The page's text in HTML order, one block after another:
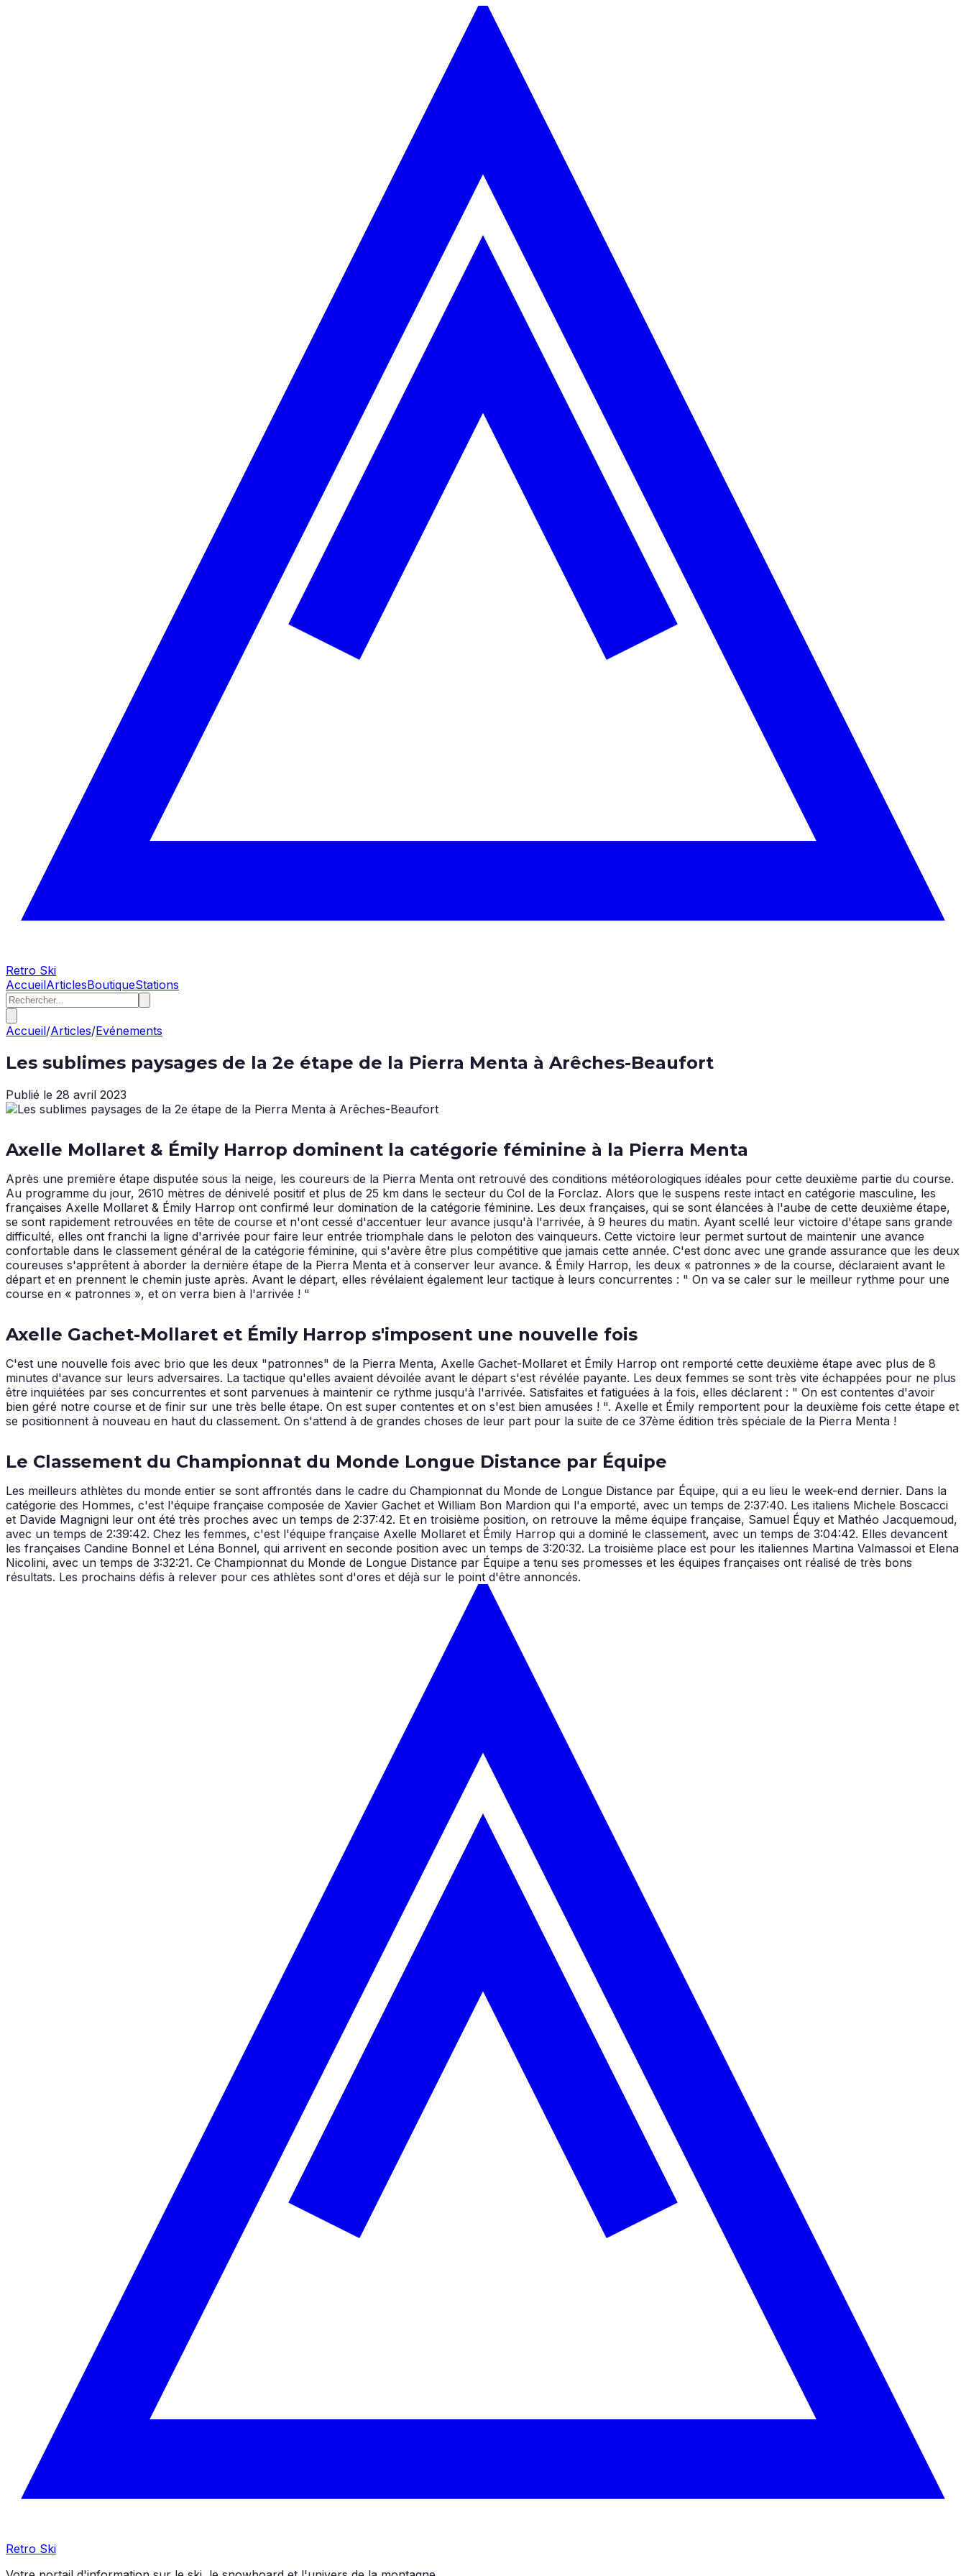
Retro Ski
AccueilArticlesBoutiqueStations
Accueil/Articles/Evénements
Les sublimes paysages de la 2e étape de la Pierra Menta à Arêches-Beaufort
Publié le 28 avril 2023
Axelle Mollaret & Émily Harrop dominent la catégorie féminine à la Pierra Menta
Après une première étape disputée sous la neige, les coureurs de la Pierra Menta ont retrouvé des conditions météorologiques idéales pour cette deuxième partie du course.
Au programme du jour, 2610 mètres de dénivelé positif et plus de 25 km dans le secteur du Col de la Forclaz. Alors que le suspens reste intact en catégorie masculine, les
françaises Axelle Mollaret & Émily Harrop ont confirmé leur domination de la catégorie féminine. Les deux françaises, qui se sont élancées à l'aube de cette deuxième étape,
se sont rapidement retrouvées en tête de course et n'ont cessé d'accentuer leur avance jusqu'à l'arrivée, à 9 heures du matin. Ayant scellé leur victoire d'étape sans grande
difficulté, elles ont franchi la ligne d'arrivée pour faire leur entrée triomphale dans le peloton des vainqueurs. Cette victoire leur permet surtout de maintenir une avance
confortable dans le classement général de la catégorie féminine, qui s'avère être plus compétitive que jamais cette année. C'est donc avec une grande assurance que les deux
coureuses s'apprêtent à aborder la dernière étape de la Pierra Menta et à conserver leur avance. & Émily Harrop, les deux « patronnes » de la course, déclaraient avant le
départ et en prennent le chemin juste après. Avant le départ, elles révélaient également leur tactique à leurs concurrentes : " On va se caler sur le meilleur rythme pour une
course en « patronnes », et on verra bien à l'arrivée ! "
Axelle Gachet-Mollaret et Émily Harrop s'imposent une nouvelle fois
C'est une nouvelle fois avec brio que les deux "patronnes" de la Pierra Menta, Axelle Gachet-Mollaret et Émily Harrop ont remporté cette deuxième étape avec plus de 8
minutes d'avance sur leurs adversaires. La tactique qu'elles avaient dévoilée avant le départ s'est révélée payante. Les deux femmes se sont très vite échappées pour ne plus
être inquiétées par ses concurrentes et sont parvenues à maintenir ce rythme jusqu'à l'arrivée. Satisfaites et fatiguées à la fois, elles déclarent : " On est contentes d'avoir
bien géré notre course et de finir sur une très belle étape. On est super contentes et on s'est bien amusées ! ". Axelle et Émily remportent pour la deuxième fois cette étape et
se positionnent à nouveau en haut du classement. On s'attend à de grandes choses de leur part pour la suite de ce 37ème édition très spéciale de la Pierra Menta !
Le Classement du Championnat du Monde Longue Distance par Équipe
Les meilleurs athlètes du monde entier se sont affrontés dans le cadre du Championnat du Monde de Longue Distance par Équipe, qui a eu lieu le week-end dernier. Dans la
catégorie des Hommes, c'est l'équipe française composée de Xavier Gachet et William Bon Mardion qui l'a emporté, avec un temps de 2:37:40. Les italiens Michele Boscacci
et Davide Magnigni leur ont été très proches avec un temps de 2:37:42. Et en troisième position, on retrouve la même équipe française, Samuel Équy et Mathéo Jacquemoud,
avec un temps de 2:39:42. Chez les femmes, c'est l'équipe française Axelle Mollaret et Émily Harrop qui a dominé le classement, avec un temps de 3:04:42. Elles devancent
les françaises Candine Bonnel et Léna Bonnel, qui arrivent en seconde position avec un temps de 3:20:32. La troisième place est pour les italiennes Martina Valmassoi et Elena
Nicolini, avec un temps de 3:32:21. Ce Championnat du Monde de Longue Distance par Équipe a tenu ses promesses et les équipes françaises ont réalisé de très bons
résultats. Les prochains défis à relever pour ces athlètes sont d'ores et déjà sur le point d'être annoncés.
Retro Ski